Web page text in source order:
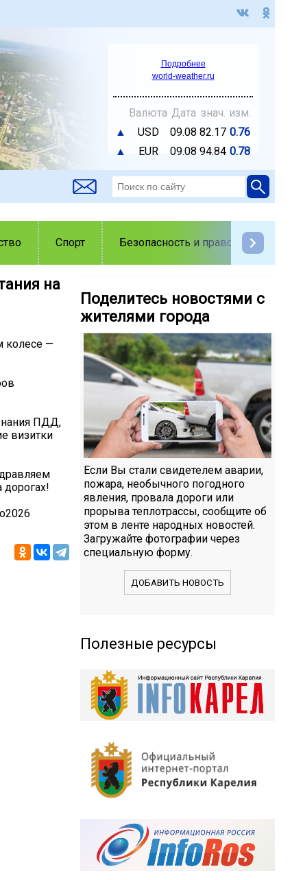
Подробнее
world-weather.ru
Валюта Дата знач. изм.
▲
USD 09.08 82.17 0.76
▲
EUR 09.08 94.84 0.78
Спорт Безопасность и правопорядок
на
колесе —
ПДД,
визитки
дорогах!
Поделитесь новостями с
жителями города
Если Вы стали свидетелем аварии,
пожара, необычного погодного
явления, провала дороги или
прорыва теплотрассы, сообщите об
этом в ленте народных новостей.
Загружайте фотографии через
специальную форму.
ДОБАВИТЬ НОВОСТЬ
Полезные ресурсы